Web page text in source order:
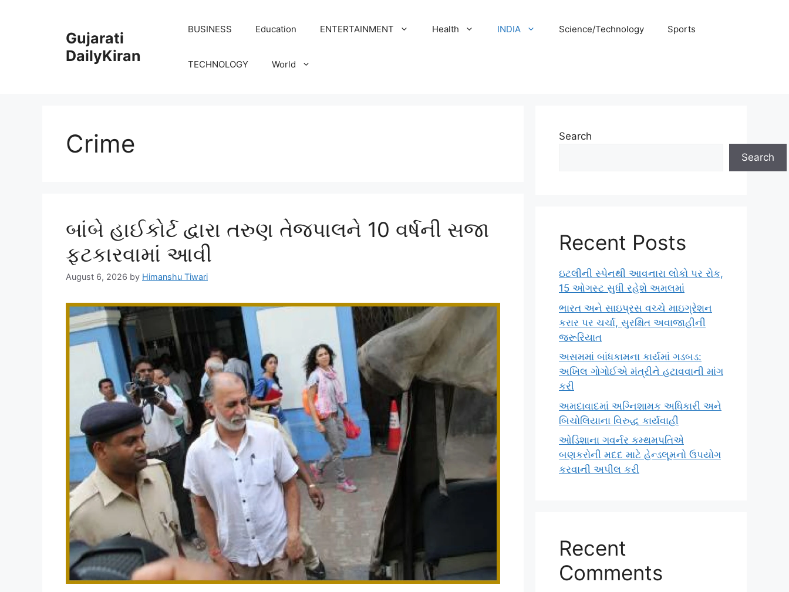
Gujarati
DailyKiran
BUSINESS Education ENTERTAINMENT Health INDIA Science/Technology Sports
TECHNOLOGY World
Crime
બાંબે હાઈકોર્ટ દ્વારા તરુણ તેજપાલને 10 વર્ષની સજા
ફટકારવામાં આવી
August 6, 2026 by Himanshu Tiwari
Search
Search
Recent Posts
ઇટલીની સ્પેનથી આવનારા લોકો પર રોક,
15 ઓગસ્ટ સુધી રહેશે અમલમાં
ભારત અને સાઇપ્રસ વચ્ચે માઇગ્રેશન
કરાર પર ચર્ચા, સુરક્ષિત અવાજાહીની
જરૂરિયાત
અસમમાં બાંધકામના કાર્યમાં ગડબડ:
અખિલ ગોગોઈએ મંત્રીને હટાવવાની માંગ
કરી
અમદાવાદમાં અગ્નિશામક અધિકારી અને
બિચોલિયાના વિરુદ્ધ કાર્યવાહી
ઓડિશાના ગવર્નર કમ્થમપતિએ
બણકરોની મદદ માટે હેન્ડલૂમનો ઉપયોગ
કરવાની અપીલ કરી
Recent
Comments